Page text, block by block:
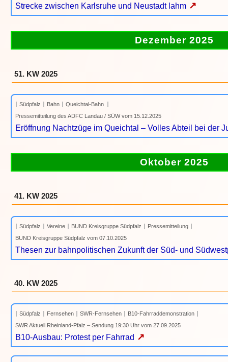
Strecke zwischen Karlsruhe und Neustadt lahm ↗
Dezember 2025
51. KW 2025
Südpfalz Bahn
Queichtal-Bahn
Pressemitteilung des ADFC Landau / SÜW vom 15.12.2025
Eröffnung Nachtzüge im Queichtal – Volles Abteil bei der
Oktober 2025
41. KW 2025
Südpfalz Vereine BUND Kreisgruppe Südpfalz
Pressemitteilung
BUND Kreisgruppe Südpfalz vom 07.10.2025
Thesen zur bahnpolitischen Zukunft der Süd- und
40. KW 2025
Südpfalz Fernsehen SWR-Fernsehen
B10-Fahrraddemonstration
SWR Aktuell Rheinland-Pfalz – Sendung 19:30 Uhr vom 27.09.2025
B10-Ausbau: Protest per Fahrrad ↗